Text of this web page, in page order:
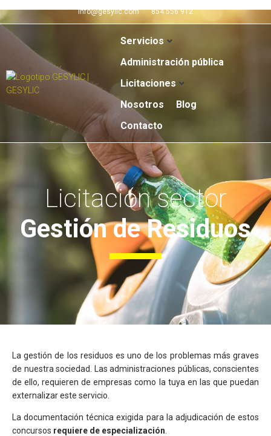
info@gesylic.com 854 556 912
Servicios
Administración pública
Licitaciones
Nosotros
Blog
Contacto
Licitación sector
Gestión de Residuos
La gestión de los residuos es uno de los problemas más graves
de nuestra sociedad. Las administraciones públicas, conscientes
de ello, requieren de empresas como la tuya en las que puedan
externalizar este servicio.
La documentación técnica exigida para la adjudicación de estos
concursos requiere de especialización